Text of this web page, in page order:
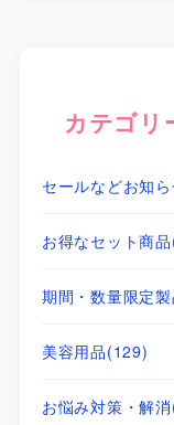
カテゴリ
セールなどお知
お得なセット商品
期間・数量限定製
美容用品(129)
お悩み対策・解消